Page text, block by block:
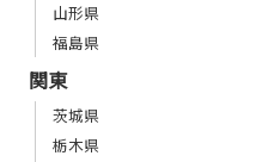
山形県
福島県
関東
茨城県
栃木県